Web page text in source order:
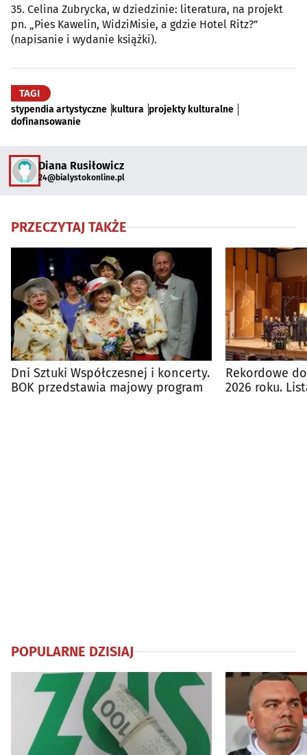
35. Celina Zubrycka, w dziedzinie: literatura, na projekt
pn. „Pies Kawelin, WidziMisie, a gdzie Hotel Ritz?”
(napisanie i wydanie książki).
TAGI
stypendia artystyczne kultura projekty kulturalne
dofinansowanie
Diana Rusiłowicz
24@bialystokonline.pl
PRZECZYTAJ TAKŻE
Dni Sztuki Współczesnej i koncerty.
BOK przedstawia majowy program
Rekordowe
2026 roku.
POPULARNE DZISIAJ